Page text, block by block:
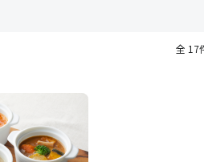
全 17